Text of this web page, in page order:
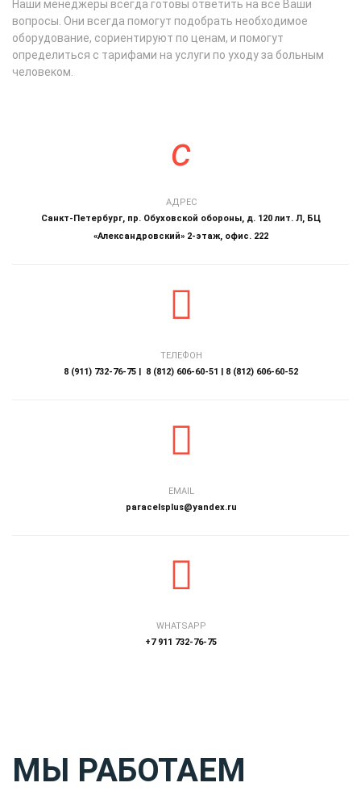
Наши менеджеры всегда готовы ответить на все Ваши
вопросы. Они всегда помогут подобрать необходимое
оборудование, сориентируют по ценам, и помогут
определиться с тарифами на услуги по уходу за больным
человеком.
АДРЕС
Санкт-Петербург, пр. Обуховской обороны, д. 120 лит. Л, БЦ
«Александровский» 2-этаж, офис. 222
ТЕЛЕФОН
8 (911) 732-76-75 | 8 (812) 606-60-51 | 8 (812) 606-60-52
EMAIL
paracelsplus@yandex.ru
WHATSAPP
+7 911 732-76-75
МЫ РАБОТАЕМ